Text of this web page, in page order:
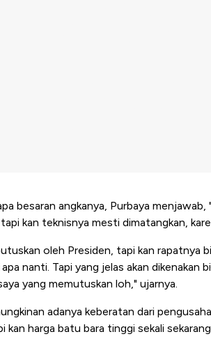
besaran angkanya, Purbaya
kan teknisnya mesti dimatangkan,
oleh Presiden, tapi kan rapatnya
nanti. Tapi yang jelas akan dikenakan
yang memutuskan loh," ujarnya.
adanya keberatan dari
kan harga batu bara tinggi sekali